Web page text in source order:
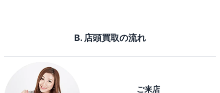
B. 店頭買取の流れ
ご来店